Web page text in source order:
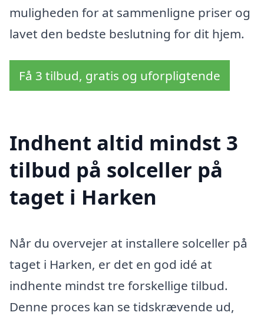
muligheden for at sammenligne priser og
lavet den bedste beslutning for dit hjem.
Få 3 tilbud, gratis og uforpligtende
Indhent altid mindst 3
tilbud på solceller på
taget i Harken
Når du overvejer at installere solceller på
taget i Harken, er det en god idé at
indhente mindst tre forskellige tilbud.
Denne proces kan se tidskrævende ud,